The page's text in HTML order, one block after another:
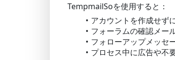
TempmailSoを使用すると：
アカウントを作成せず
フォーラムの確認メー
フォローアップメッセ
プロセス中に広告や不